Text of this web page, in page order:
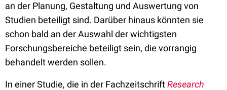
an der Planung, Gestaltung und Auswertung von
Studien beteiligt sind. Darüber hinaus könnten sie
schon bald an der Auswahl der wichtigsten
Forschungsbereiche beteiligt sein, die vorrangig
behandelt werden sollen.
In einer Studie, die in der FachzeitschriftResearch